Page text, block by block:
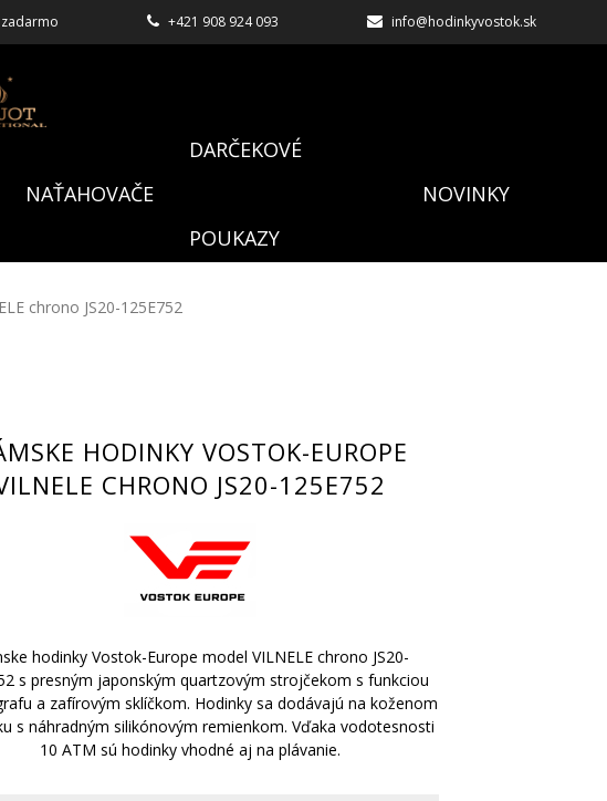
+421 908 924 093 info@hodinkyvostok.sk
NAŤAHOVAČE
DARČEKOVÉ
POUKAZY
NOVINKY
chrono JS20-125E752
HODINKY VOSTOK-EUROPE
CHRONO JS20-125E752
hodinky Vostok-Europe model VILNELE chrono JS20-
s presným japonským quartzovým strojčekom s funkciou
a zafírovým sklíčkom. Hodinky sa dodávajú na koženom
s náhradným silikónovým remienkom. Vďaka vodotesnosti
10 ATM sú hodinky vhodné aj na plávanie.